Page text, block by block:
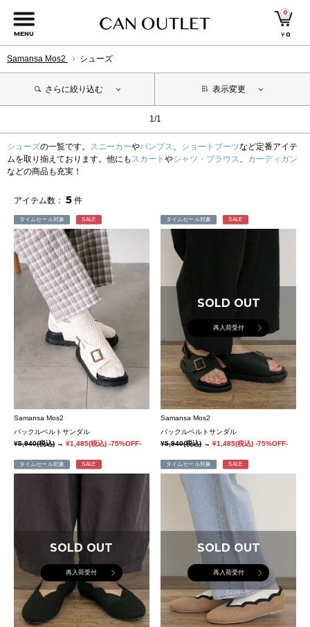
MENU
0
￥0
Samansa Mos2 シューズ
さらに絞り込む 表示変更
1/1
シューズの一覧です。 スニーカーやパンプス、 ショートブーツなど定番アイテ
ムを取り揃えております。他にも スカート やシャツ・ブラウス、 カーディガン
などの商品も充実！
アイテム数： 5 件
タイムセール対象 SALE
Samansa Mos2
バックルベルトサンダル
¥5,940(税込) → ¥1,485(税込) -75%OFF-
タイムセール対象 SALE
SOLD OUT
再入荷受付
Samansa Mos2
バックルベルトサンダル
¥5,940(税込)→¥1,485(税込) -75%OFF-
タイムセール対象 SALE
SOLD OUT
再入荷受付
タイムセール対象 SALE
SOLD OUT
再入荷受付